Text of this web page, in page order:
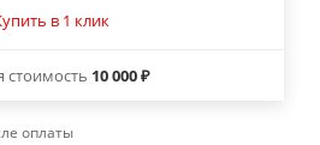
в 1 клик
10 000 ₽
оплаты